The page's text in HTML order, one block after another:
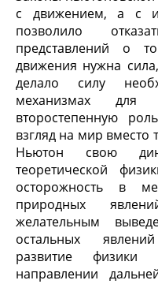
с движением, а с
позволило
представлений о
движения нужна
делало силу
механизмах для
второстепенную
взгляд на мир вместо
Ньютон свою
теоретической
осторожность в
природных
желательным
остальных
развитие физики
направлении